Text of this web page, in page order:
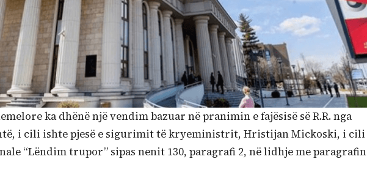
ka dhënë një vendim bazuar në pranimin e fajësisë së R.R. nga
i cili ishte pjesë e sigurimit të kryeministrit, Hristijan Mickoski, i cili
“Lëndim trupor” sipas nenit 130, paragrafi 2, në lidhje me paragrafin